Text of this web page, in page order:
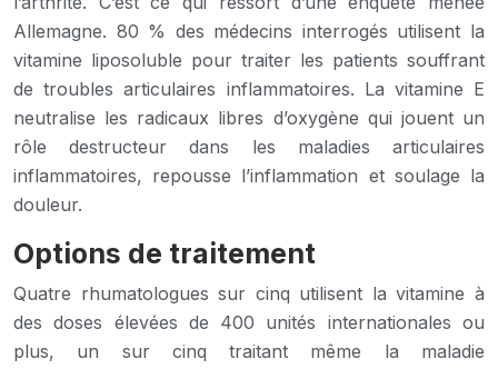
Allemagne. 80 % des médecins interrogés utilisent la
vitamine liposoluble pour traiter les patients souffrant
de troubles articulaires inflammatoires. La vitamine E
neutralise les radicaux libres d’oxygène qui jouent un
rôle destructeur dans les maladies articulaires
inflammatoires, repousse l’inflammation et soulage la
douleur.
Options de traitement
Quatre rhumatologues sur cinq utilisent la vitamine à
des doses élevées de 400 unités internationales ou
plus, un sur cinq traitant même la maladie